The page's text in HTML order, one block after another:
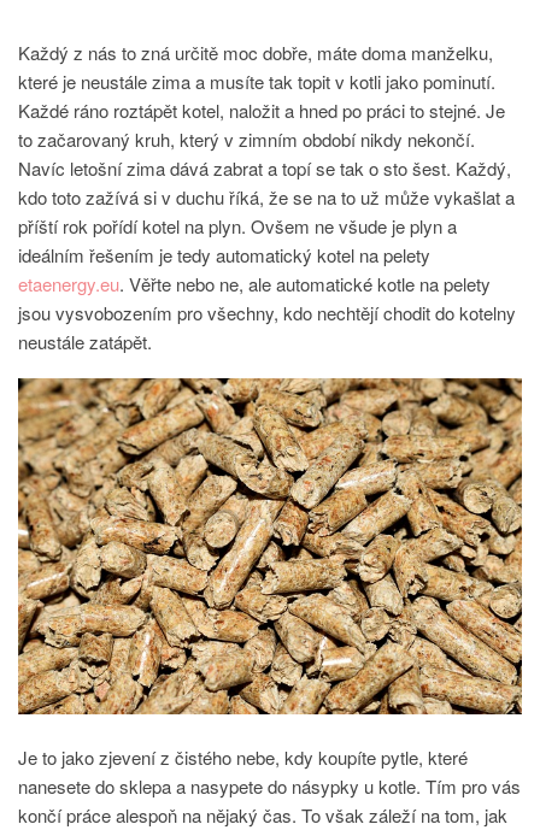
Každý z nás to zná určitě moc dobře, máte doma manželku,
které je neustále zima a musíte tak topit v kotli jako pominutí.
Každé ráno roztápět kotel, naložit a hned po práci to stejné. Je
to začarovaný kruh, který v zimním období nikdy nekončí.
Navíc letošní zima dává zabrat a topí se tak o sto šest. Každý,
kdo toto zažívá si v duchu říká, že se na to už může vykašlat a
příští rok pořídí kotel na plyn. Ovšem ne všude je plyn a
ideálním řešením je tedy automatický kotel na pelety
etaenergy.eu. Věřte nebo ne, ale automatické kotle na pelety
jsou vysvobozením pro všechny, kdo nechtějí chodit do kotelny
neustále zatápět.
Je to jako zjevení z čistého nebe, kdy koupíte pytle, které
nanesete do sklepa a nasypete do násypky u kotle. Tím pro vás
končí práce alespoň na nějaký čas. To však záleží na tom, jak